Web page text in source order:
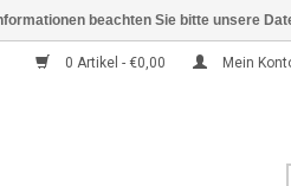
0 Artikel - €0,00 Mein
beachten Sie bitte unsere